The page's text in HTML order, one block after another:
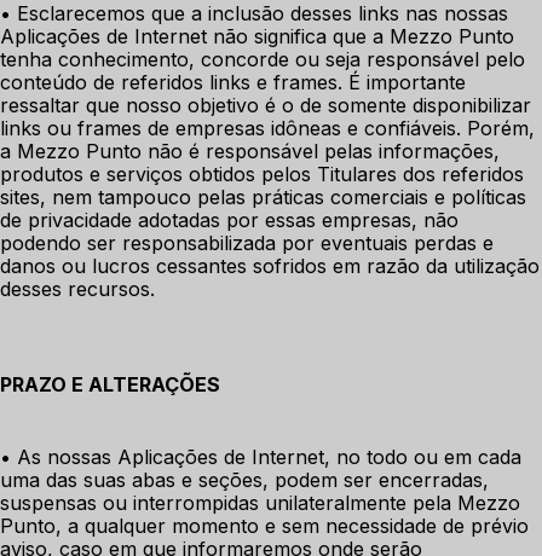
• Esclarecemos que a inclusão desses links nas nossas
Aplicações de Internet não significa que a Mezzo Punto
tenha conhecimento, concorde ou seja responsável pelo
conteúdo de referidos links e frames. É importante
ressaltar que nosso objetivo é o de somente disponibilizar
links ou frames de empresas idôneas e confiáveis. Porém,
a Mezzo Punto não é responsável pelas informações,
produtos e serviços obtidos pelos Titulares dos referidos
sites, nem tampouco pelas práticas comerciais e políticas
de privacidade adotadas por essas empresas, não
podendo ser responsabilizada por eventuais perdas e
danos ou lucros cessantes sofridos em razão da utilização
desses recursos.
PRAZO E ALTERAÇÕES
• As nossas Aplicações de Internet, no todo ou em cada
uma das suas abas e seções, podem ser encerradas,
suspensas ou interrompidas unilateralmente pela Mezzo
Punto, a qualquer momento e sem necessidade de prévio
aviso, caso em que informaremos onde serão